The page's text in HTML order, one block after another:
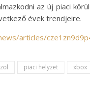
az új piaci
évek trendjeire.
articles/
piaci helyzet xbox